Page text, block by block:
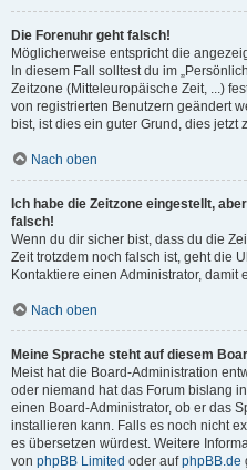
Die Forenuhr geht falsch!
Möglicherweise entspricht die
In diesem Fall solltest du im
Zeitzone (Mitteleuropäische Zeit, ...)
von registrierten Benutzern geändert
bist, ist dies ein guter Grund, dies jetzt
Nach oben
Ich habe die Zeitzone eingestellt,
falsch!
Wenn du dir sicher bist, dass du die
Zeit trotzdem noch falsch ist, geht die
Kontaktiere einen Administrator,
Nach oben
Meine Sprache steht auf diesem
Meist hat die Board-Administration
oder niemand hat das Forum bislang
einen Board-Administrator, ob er das
installieren kann. Falls es noch nicht
es übersetzen würdest. Weitere
von phpBB Limited oder aufphpBB.de